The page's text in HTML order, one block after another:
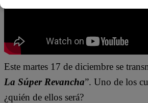
Este martes 17 de diciembre se
La Súper Revancha”. Uno de los
¿quién de ellos será?